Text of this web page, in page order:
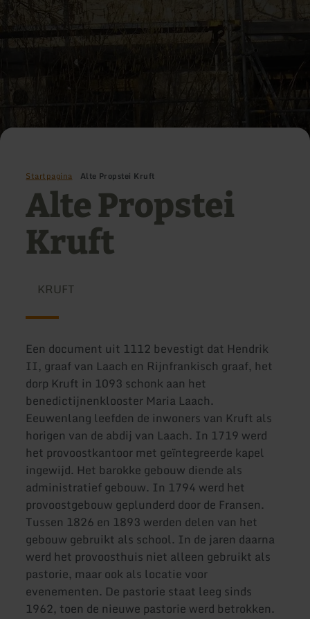
Startpagina Alte Propstei Kruft
Alte Propstei
Kruft
KRUFT
Een document uit 1112 bevestigt dat Hendrik
II, graaf van Laach en Rijnfrankisch graaf, het
dorp Kruft in 1093 schonk aan het
benedictijnenklooster Maria Laach.
Eeuwenlang leefden de inwoners van Kruft als
horigen van de abdij van Laach. In 1719 werd
het provoostkantoor met geïntegreerde kapel
ingewijd. Het barokke gebouw diende als
administratief gebouw. In 1794 werd het
provoostgebouw geplunderd door de Fransen.
Tussen 1826 en 1893 werden delen van het
gebouw gebruikt als school. In de jaren daarna
werd het provoosthuis niet alleen gebruikt als
pastorie, maar ook als locatie voor
evenementen. De pastorie staat leeg sinds
1962, toen de nieuwe pastorie werd betrokken.